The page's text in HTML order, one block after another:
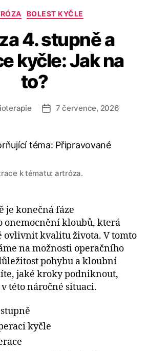
Rubriky
BOLEST KYČLE
4. stupně a
kyčle: Jak na
to?
Datum
7 července, 2026
k tématu: artróza.
je konečná fáze
onemocnění kloubů, která
ovlivnit kvalitu života. V tomto
na možnosti operačního
pohybu a kloubní
jaké kroky podniknout,
této náročné situaci.
kyčle